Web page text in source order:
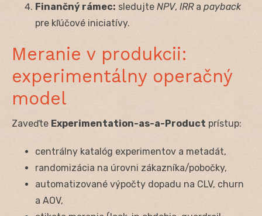
Finančný rámec: sledujte NPV, IRRa payback
pre kľúčové iniciatívy.
Meranie v produkcii:
experimentálny operačný
model
Zaveďte Experimentation-as-a-Product prístup:
centrálny katalóg experimentov a metadát,
randomizácia na úrovni zákazníka/pobočky,
automatizované výpočty dopadu na CLV, churn
a AOV,